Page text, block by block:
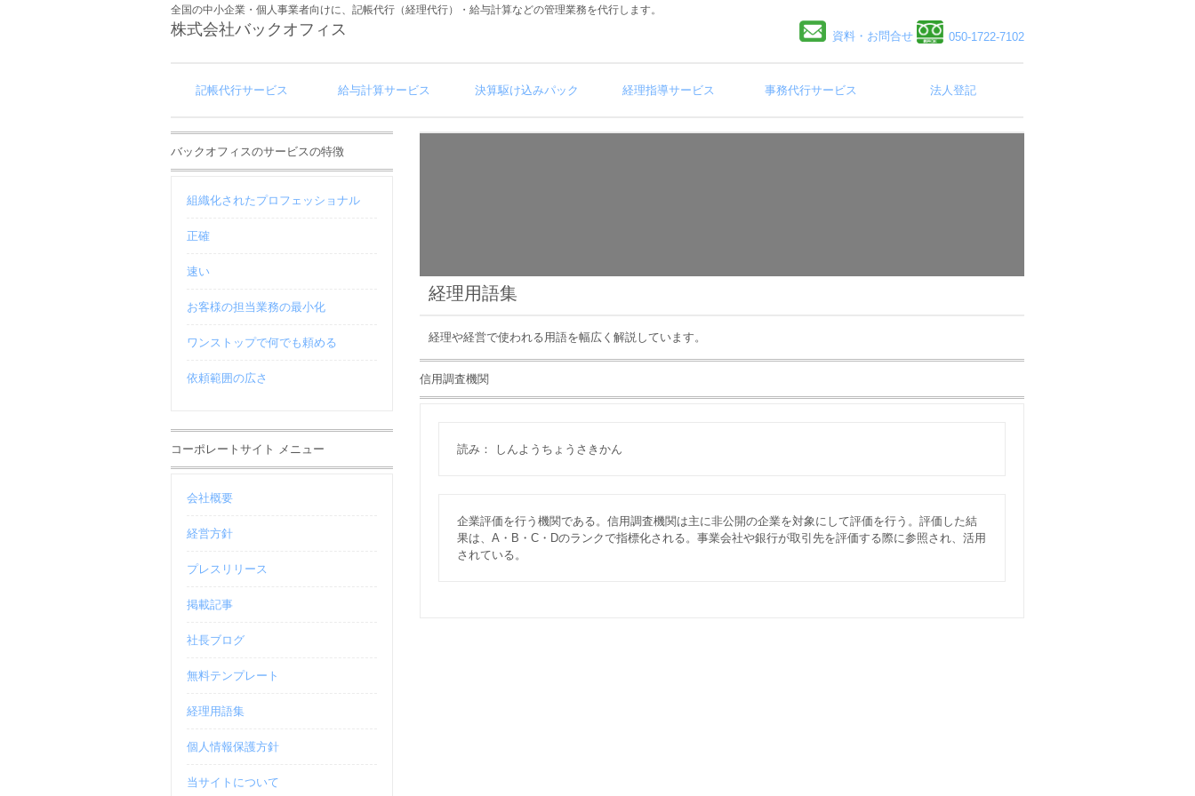
資料・お問合せ 050-1722-7102
全国の中小企業・個人事業者向けに、記帳代行（経理代行）・給与計算などの管理業務を代行します。
株式会社バックオフィス
記帳代行サービス 給与計算サービス 決算駆け込みパック 経理指導サービス 事務代行サービス 法人登記
経理用語集
経理や経営で使われる用語を幅広く解説しています。
信用調査機関
読み： しんようちょうさきかん
企業評価を行う機関である。信用調査機関は主に非公開の企業を対象にして評価を行う。評価した結
果は、A・B・C・Dのランクで指標化される。事業会社や銀行が取引先を評価する際に参照され、活用
されている。
バックオフィスのサービスの特徴
組織化されたプロフェッショナル
正確
速い
お客様の担当業務の最小化
ワンストップで何でも頼める
依頼範囲の広さ
コーポレートサイト メニュー
会社概要
経営方針
プレスリリース
掲載記事
社長ブログ
無料テンプレート
経理用語集
個人情報保護方針
当サイトについて